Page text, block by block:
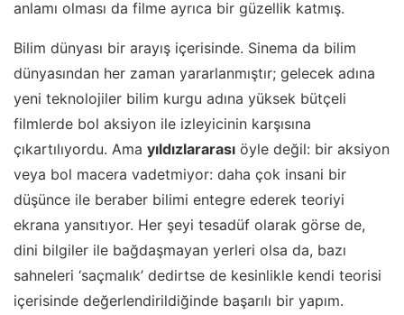
anlamı olması da filme ayrıca bir güzellik katmış.
Bilim dünyası bir arayış içerisinde. Sinema da bilim
dünyasından her zaman yararlanmıştır; gelecek adına
yeni teknolojiler bilim kurgu adına yüksek bütçeli
filmlerde bol aksiyon ile izleyicinin karşısına
çıkartılıyordu. Ama yıldızlararası öyle değil: bir aksiyon
veya bol macera vadetmiyor: daha çok insani bir
düşünce ile beraber bilimi entegre ederek teoriyi
ekrana yansıtıyor. Her şeyi tesadüf olarak görse de,
dini bilgiler ile bağdaşmayan yerleri olsa da, bazı
sahneleri ‘saçmalık’ dedirtse de kesinlikle kendi teorisi
içerisinde değerlendirildiğinde başarılı bir yapım.